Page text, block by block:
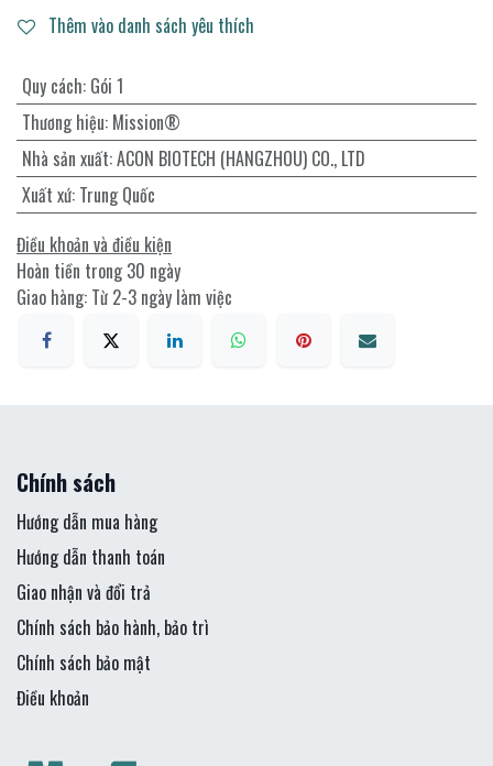
Thêm vào danh sách yêu thích
Quy cách: Gói 1
Thương hiệu: Mission®
Nhà sản xuất:ACON BIOTECH (HANGZHOU) CO., LTD
Xuất xứ: Trung Quốc
Điều khoản và điều kiện
Hoàn tiền trong 30 ngày
Giao hàng: Từ 2-3 ngày làm việc
Chính sách
Hướng dẫn mua hàng
Hướng dẫn thanh toán
Giao nhận và đổi trả
Chính sách bảo hành, bảo trì
Chính sách bảo mật
Điều khoản